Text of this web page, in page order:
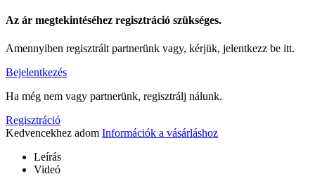
Az ár megtekintéséhez regisztráció szükséges.
Amennyiben regisztrált partnerünk vagy, kérjük, jelentkezz be itt.
Bejelentkezés
Ha még nem vagy partnerünk, regisztrálj nálunk.
Regisztráció
Kedvencekhez adom Információk a vásárláshoz
Leírás
Videó